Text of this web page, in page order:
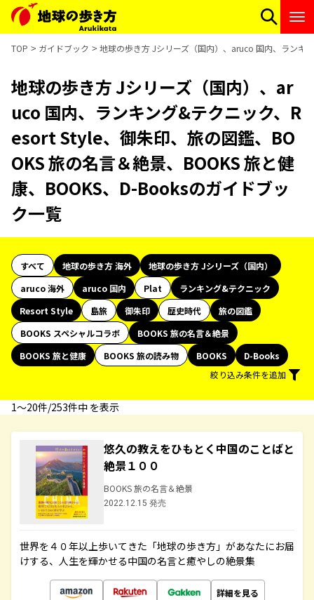
TOP ガイドブック 地球の歩き方 Jシリーズ（国内）、aruco 国内、ランキ
地球の歩き方 Jシリーズ（国内）、ar
uco 国内、ランキング&テクニック、R
esort Style、御朱印、旅の図鑑、BO
OKS 旅の名言＆絶景、BOOKS 旅と健
康、BOOKS、D-Booksのガイドブッ
ク一覧
すべて 地球の歩き方 海外
地球の歩き方 Jシリーズ（国内）
aruco 海外
aruco 国内 Plat
ランキング&テクニック
Resort Style
島旅 御朱印 歴史時代
旅の図鑑
BOOKS スペシャルコラボ
BOOKS 旅の名言＆絶景
BOOKS 旅と健康
BOOKS 旅の読み物 BOOKS
D-Books
絞り込み条件を追加
1〜20件/253件中 を表示
悠久の教えをひもとく中国のことばと
絶景１００
BOOKS 旅の名言＆絶景
2022.12.15 発売
世界を４０年以上歩いてきた「地球の歩き方」があなたにお届
けする、人生を輝かせる中国の名言と癒やしの絶景集
詳細を見る